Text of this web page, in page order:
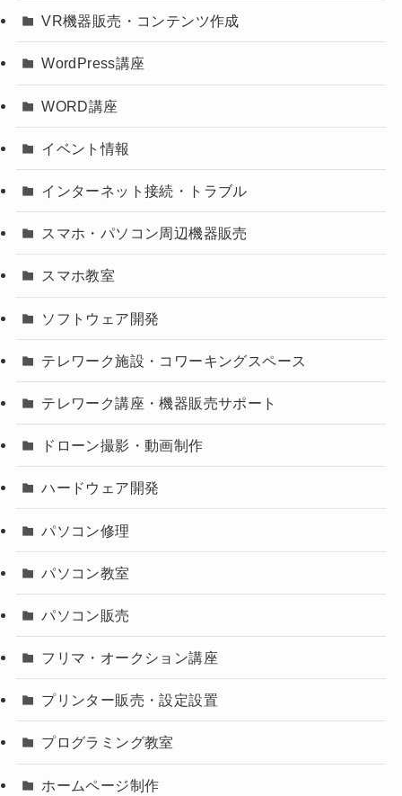
VR機器販売・コンテンツ作成
WordPress講座
WORD講座
イベント情報
インターネット接続・トラブル
スマホ・パソコン周辺機器販売
スマホ教室
ソフトウェア開発
テレワーク施設・コワーキングスペース
テレワーク講座・機器販売サポート
ドローン撮影・動画制作
ハードウェア開発
パソコン修理
パソコン教室
パソコン販売
フリマ・オークション講座
プリンター販売・設定設置
プログラミング教室
ホームページ制作